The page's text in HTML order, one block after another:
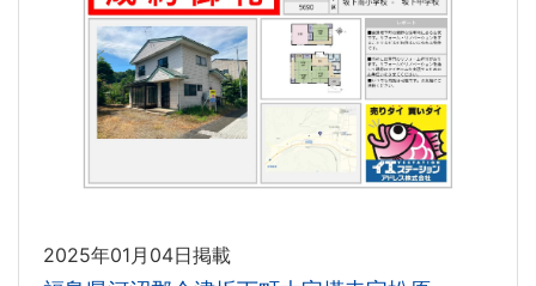
2025年01月04日掲載